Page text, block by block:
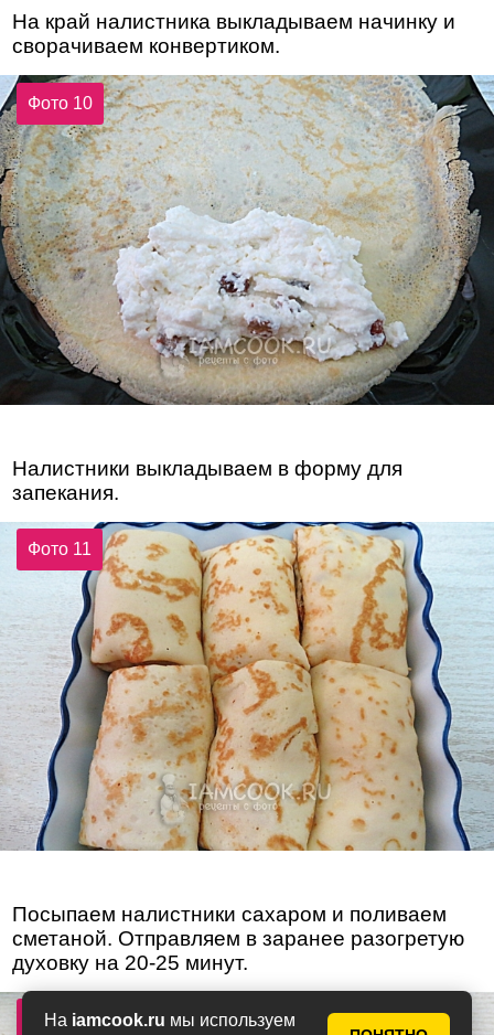
На iamcook.ru мы используем
На край налистника выкладываем начинку и
сворачиваем конвертиком.
Фото 10
Налистники выкладываем в форму для
запекания.
Фото 11
Посыпаем налистники сахаром и поливаем
сметаной. Отправляем в заранее разогретую
духовку на 20-25 минут.
Фото 12